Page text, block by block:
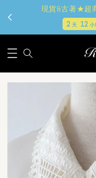
現貨&古著★超
2天 12小